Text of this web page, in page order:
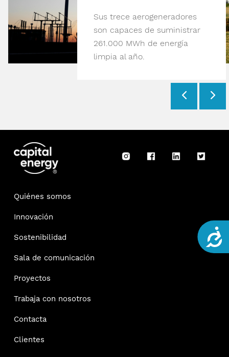
Sus trece aerogeneradores
son capaces de suministrar
261.000 MWh de energía
limpia al año.
Quiénes somos
Innovación
Sostenibilidad
Sala de comunicación
Proyectos
Trabaja con nosotros
Contacta
Clientes